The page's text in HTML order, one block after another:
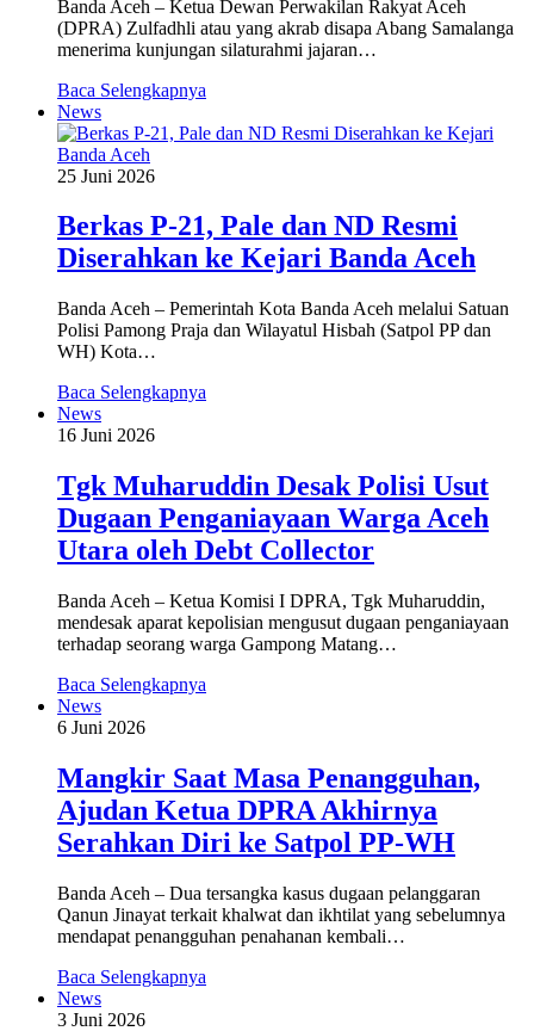
Banda Aceh – Ketua Dewan Perwakilan Rakyat Aceh
(DPRA) Zulfadhli atau yang akrab disapa Abang Samalanga
menerima kunjungan silaturahmi jajaran…
Baca Selengkapnya
News
25 Juni 2026
Berkas P-21, Pale dan ND Resmi
Diserahkan ke Kejari Banda Aceh
Banda Aceh – Pemerintah Kota Banda Aceh melalui Satuan
Polisi Pamong Praja dan Wilayatul Hisbah (Satpol PP dan
WH) Kota…
Baca Selengkapnya
News
16 Juni 2026
Tgk Muharuddin Desak Polisi Usut
Dugaan Penganiayaan Warga Aceh
Utara oleh Debt Collector
Banda Aceh – Ketua Komisi I DPRA, Tgk Muharuddin,
mendesak aparat kepolisian mengusut dugaan penganiayaan
terhadap seorang warga Gampong Matang…
Baca Selengkapnya
News
6 Juni 2026
Mangkir Saat Masa Penangguhan,
Ajudan Ketua DPRA Akhirnya
Serahkan Diri ke Satpol PP-WH
Banda Aceh – Dua tersangka kasus dugaan pelanggaran
Qanun Jinayat terkait khalwat dan ikhtilat yang sebelumnya
mendapat penangguhan penahanan kembali…
Baca Selengkapnya
News
3 Juni 2026